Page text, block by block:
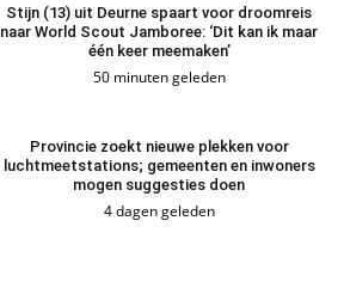
Stijn (13) uit Deurne spaart voor droomreis
naar World Scout Jamboree: ‘Dit kan ik maar
één keer meemaken’
50 minuten geleden
Provincie zoekt nieuwe plekken voor
luchtmeetstations; gemeenten en inwoners
mogen suggesties doen
4 dagen geleden